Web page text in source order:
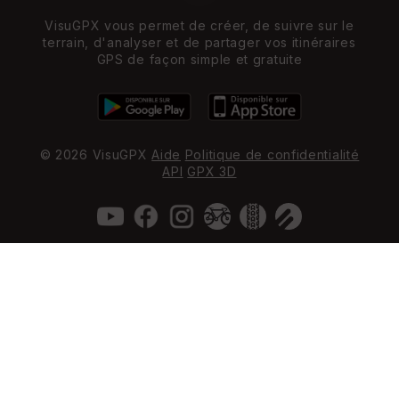
VisuGPX vous permet de créer, de suivre sur le
terrain, d'analyser et de partager vos itinéraires
GPS de façon simple et gratuite
© 2026 VisuGPX Aide Politique de confidentialité
API GPX 3D